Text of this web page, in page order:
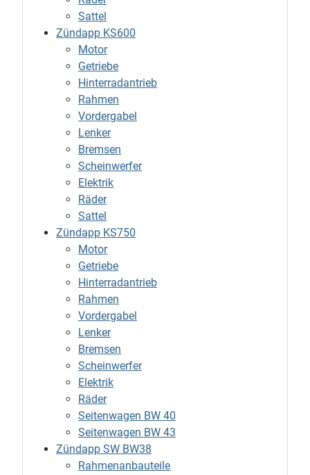
Sattel
Zündapp KS600
Motor
Getriebe
Hinterradantrieb
Rahmen
Vordergabel
Lenker
Bremsen
Scheinwerfer
Elektrik
Räder
Sattel
Zündapp KS750
Motor
Getriebe
Hinterradantrieb
Rahmen
Vordergabel
Lenker
Bremsen
Scheinwerfer
Elektrik
Räder
Seitenwagen BW 40
Seitenwagen BW 43
Zündapp SW BW38
Rahmenanbauteile